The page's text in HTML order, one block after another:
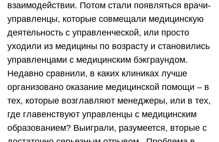
взаимодействии. Потом стали появляться врачи-
управленцы, которые совмещали медицинскую
деятельность с управленческой, или просто
уходили из медицины по возрасту и становились
управленцами с медицинским бэкграундом.
Недавно сравнили, в каких клиниках лучше
организовано оказание медицинской помощи – в
тех, которые возглавляют менеджеры, или в тех,
где главенствуют управленцы с медицинским
образованием? Выиграли, разумеется, вторые с